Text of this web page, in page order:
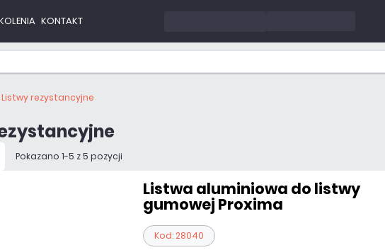
KONTAKT
Listwy rezystancyjne
Pokazano 1-5 z 5 pozycji
Listwa aluminiowa do listwy
gumowej Proxima
Kod: 28040